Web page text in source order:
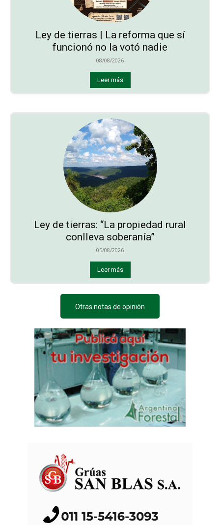
Ley de tierras | La reforma que sí
funcionó no la votó nadie
08/08/2026
Leer más
Ley de tierras: “La propiedad rural
conlleva soberanía”
05/08/2026
Leer más
Otras notas de opinión